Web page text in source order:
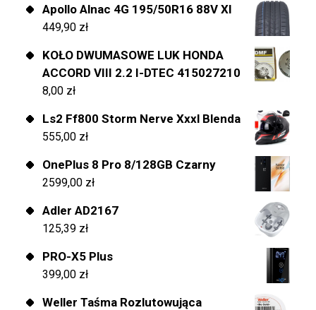
Apollo Alnac 4G 195/50R16 88V Xl
449,90 zł
KOŁO DWUMASOWE LUK HONDA
ACCORD VIII 2.2 I-DTEC 415027210
8,00 zł
Ls2 Ff800 Storm Nerve Xxxl Blenda
555,00 zł
OnePlus 8 Pro 8/128GB Czarny
2599,00 zł
Adler AD2167
125,39 zł
PRO-X5 Plus
399,00 zł
Weller Taśma Rozlutowująca